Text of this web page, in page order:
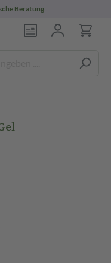
Beratung